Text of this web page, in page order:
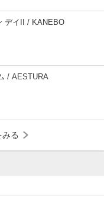
デイII / KANEBO
/ AESTURA
る